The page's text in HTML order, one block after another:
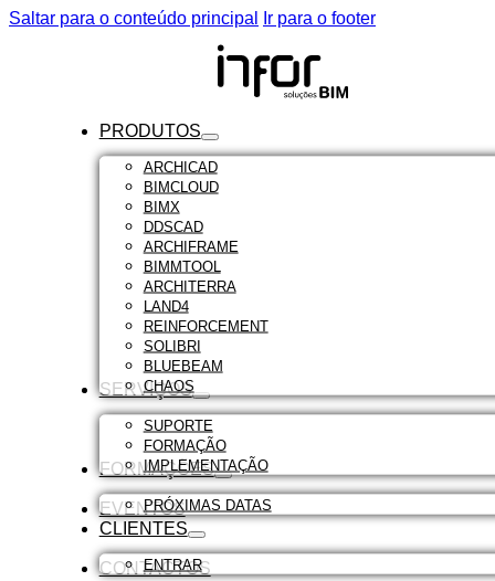
Saltar para o conteúdo principal Ir para o footer
PRODUTOS
ARCHICAD
BIMCLOUD
BIMX
DDSCAD
ARCHIFRAME
BIMMTOOL
ARCHITERRA
LAND4
REINFORCEMENT
SOLIBRI
BLUEBEAM
CHAOS
SERVIÇOS
SUPORTE
FORMAÇÃO
IMPLEMENTAÇÃO
FORMAÇÕES
PRÓXIMAS DATAS
EVENTOS
CLIENTES
ENTRAR
CONTACTOS